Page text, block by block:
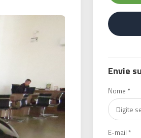
Envie
Nome *
E-mail *